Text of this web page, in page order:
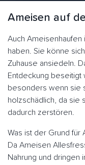
Ameisen auf
Auch
haben. Sie könne
Zuhause ansiedeln.
Entdeckung beseitigt
besonders wenn sie
holzschädlich, da sie
dadurch zerstören.
Was ist der Grund für
Da Ameisen
Nahrung und dringen